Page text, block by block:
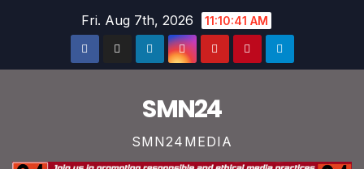
Fri. Aug 7th, 2026 11:10:42 AM
SMN24
SMN24MEDIA